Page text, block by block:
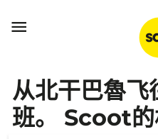

从北干巴魯飞
班。 Scoot